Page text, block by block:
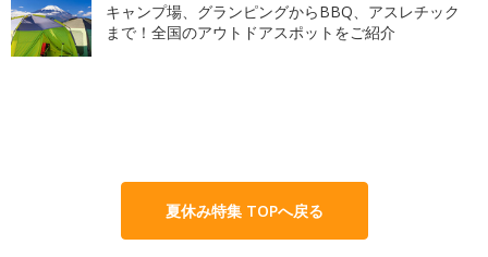
キャンプ場、グランピングからBBQ、アスレチック
まで！全国のアウトドアスポットをご紹介
夏休み特集 TOPへ戻る